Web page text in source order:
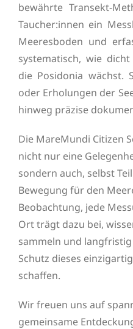
bewährte Transekt-
Taucher:innen ein
Meeresboden und
systematisch, wie
die Posidonia wächst.
oder Erholungen der
hinweg präzise
Die MareMundi Citizen
nicht nur eine
sondern auch, selbst
Bewegung für den
Beobachtung, jede
Ort trägt dazu bei,
sammeln und
Schutz dieses
schaffen.
Wir freuen uns auf
gemeinsame